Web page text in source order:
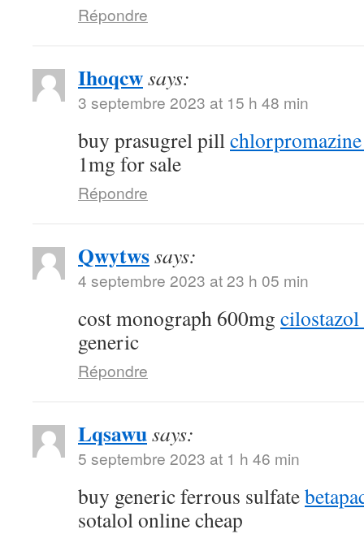
Répondre
Ihoqcwsays:
3 septembre 2023 at 15 h 48 min
buy prasugrel pill
1mg for sale
Répondre
Qwytwssays:
4 septembre 2023 at 23 h 05 min
cost monograph 600mg cilostazol
generic
Répondre
Lqsawusays:
5 septembre 2023 at 1 h 46 min
buy generic ferrous sulfate
sotalol online cheap